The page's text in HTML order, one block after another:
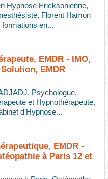
Hypnose Ericksonienne,
Florent Hamon
en...
EMDR - IMO,
EMDR
Psychologue,
et Hypnothérapeute,
d'Hypnose...
EMDR -
à Paris 12 et